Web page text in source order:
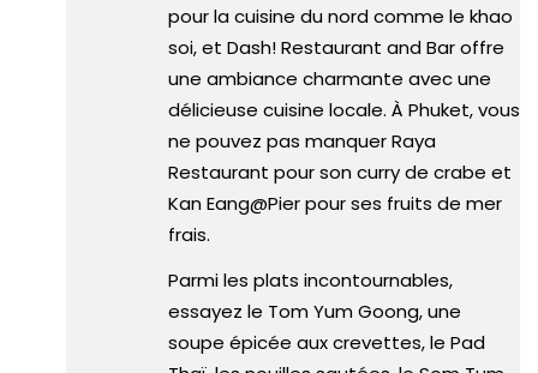
pour la cuisine du nord comme le khao
soi, et Dash! Restaurant and Bar offre
une ambiance charmante avec une
délicieuse cuisine locale. À Phuket, vous
ne pouvez pas manquer Raya
Restaurant pour son curry de crabe et
Kan Eang@Pier pour ses fruits de mer
frais.
Parmi les plats incontournables,
essayez le Tom Yum Goong, une
soupe épicée aux crevettes, le Pad